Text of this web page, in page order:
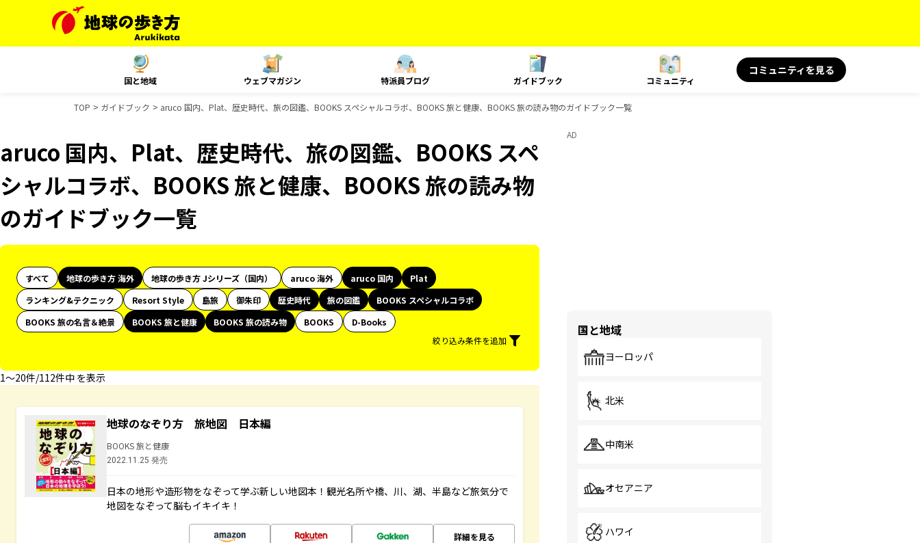
国と地域 ウェブマガジン 特派員ブログ ガイドブック コミュニティ
コミュニティを見る
TOP ガイドブック aruco 国内、Plat、歴史時代、旅の図鑑、BOOKS スペシャルコラボ、BOOKS 旅と健康、BOOKS 旅の読み物のガイドブック一覧
aruco 国内、Plat、歴史時代、旅の図鑑、BOOKS スペ
シャルコラボ、BOOKS 旅と健康、BOOKS 旅の読み物
のガイドブック一覧
すべて 地球の歩き方 海外 地球の歩き方 Jシリーズ（国内） aruco 海外 aruco 国内
Plat
ランキング&テクニック
Resort Style 島旅 御朱印 歴史時代 旅の図鑑
BOOKS スペシャルコラボ
BOOKS 旅の名言＆絶景
BOOKS 旅と健康 BOOKS 旅の読み物 BOOKS
D-Books
絞り込み条件を追加
1〜20件/112件中 を表示
地球のなぞり方 旅地図 日本編
BOOKS 旅と健康
2022.11.25 発売
日本の地形や造形物をなぞって学ぶ新しい地図本！観光名所や橋、川、湖、半島など旅気分で
地図をなぞって脳もイキイキ！
詳細を見る
AD
国と地域
ヨーロッパ
北米
中南米
オセアニア
ハワイ